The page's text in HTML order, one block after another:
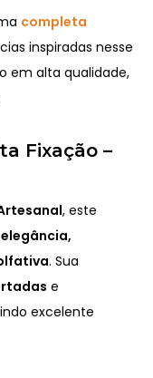
completa
inspiradas nesse
em alta qualidade,
Fixação –
, este
elegância,
. Sua
e
excelente